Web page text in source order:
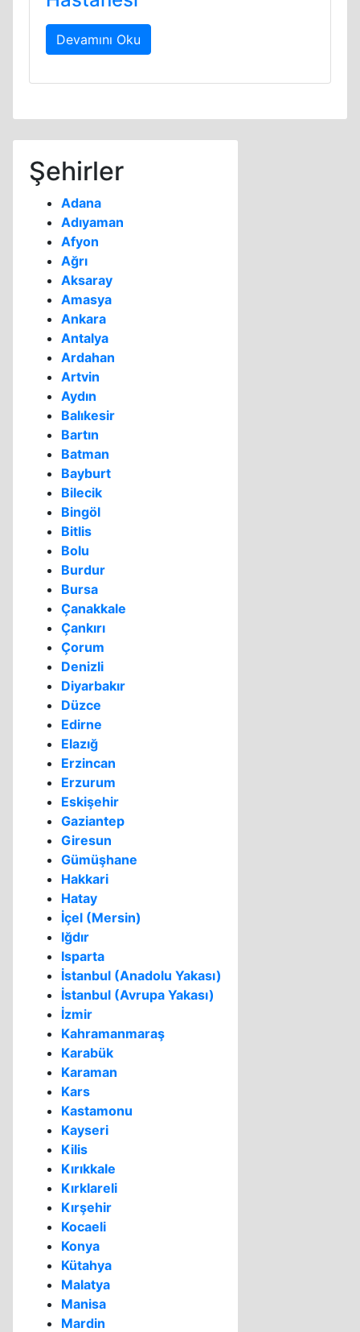
Devamını Oku
Şehirler
Adana
Adıyaman
Afyon
Ağrı
Aksaray
Amasya
Ankara
Antalya
Ardahan
Artvin
Aydın
Balıkesir
Bartın
Batman
Bayburt
Bilecik
Bingöl
Bitlis
Bolu
Burdur
Bursa
Çanakkale
Çankırı
Çorum
Denizli
Diyarbakır
Düzce
Edirne
Elazığ
Erzincan
Erzurum
Eskişehir
Gaziantep
Giresun
Gümüşhane
Hakkari
Hatay
İçel (Mersin)
Iğdır
Isparta
İstanbul (Anadolu Yakası)
İstanbul (Avrupa Yakası)
İzmir
Kahramanmaraş
Karabük
Karaman
Kars
Kastamonu
Kayseri
Kilis
Kırıkkale
Kırklareli
Kırşehir
Kocaeli
Konya
Kütahya
Malatya
Manisa
Mardin